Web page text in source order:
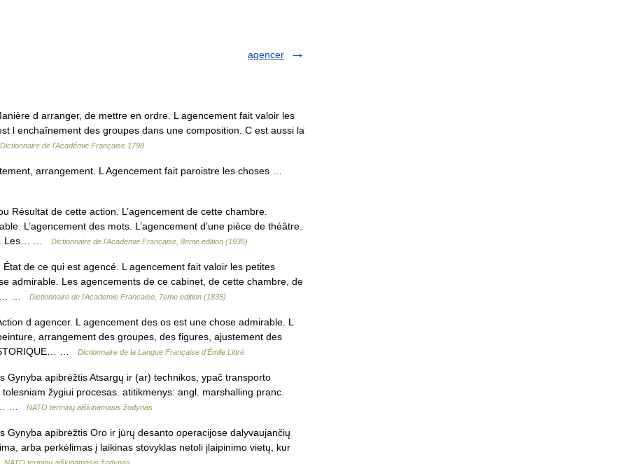
agencer
d arranger, de mettre en ordre. L agencement fait valoir les
l enchaînement des groupes dans une composition. C est aussi la
Dictionnaire de l'Académie Française 1798
arrangement. L Agencement fait paroistre les choses …
Résultat de cette action. L’agencement de cette chambre.
L’agencement des mots. L’agencement d’une pièce de théâtre.
Les… …
Dictionnaire de l'Academie Francaise, 8eme edition (1935)
de ce qui est agencé. L agencement fait valoir les petites
admirable. Les agencements de ce cabinet, de cette chambre, de
…
Dictionnaire de l'Academie Francaise, 7eme edition (1835)
d agencer. L agencement des os est une chose admirable. L
arrangement des groupes, des figures, ajustement des
…
Dictionnaire de la Langue Française d'Émile Littré
Gynyba apibrėžtis Atsargų ir (ar) technikos, ypač transporto
žygiui procesas. atitikmenys: angl. marshalling pranc.
…
NATO terminų aiškinamasis žodynas
Gynyba apibrėžtis Oro ir jūrų desanto operacijose dalyvaujančių
arba perkėlimas į laikinas stovyklas netoli įlaipinimo vietų, kur